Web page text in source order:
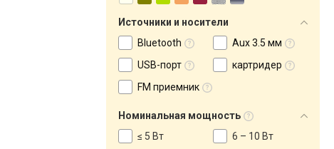
Источники и носители
Bluetooth
Aux 3.5 мм
USB-порт
картридер
FM приемник
Номинальная мощность
≤ 5 Вт
6 – 10 Вт